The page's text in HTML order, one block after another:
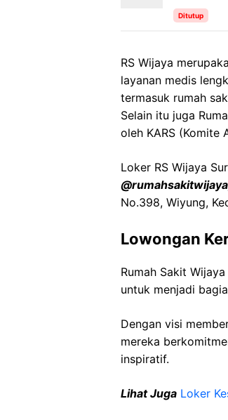
Ditutup
RS Wijaya
layanan medis
termasuk rumah
Selain itu juga
oleh KARS (Komite
Loker RS Wijaya
No.398, Wiyung,
Lowongan
Rumah Sakit
untuk menjadi
Dengan visi
mereka
inspiratif.
Lihat Juga Loker